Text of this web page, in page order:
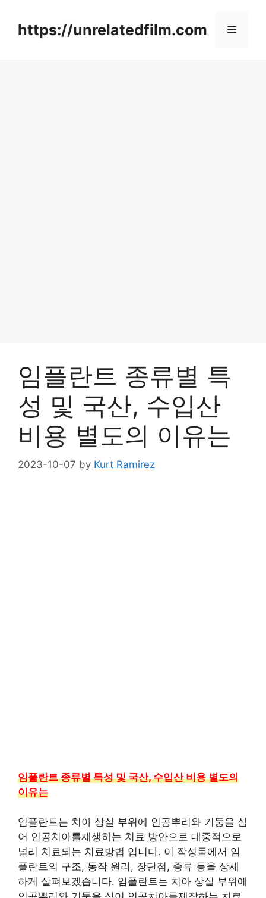
contenthttps://unrelatedfilm.com Menu
임플란트 종류별 특
성 및 국산, 수입산
비용 별도의 이유는
2023-10-07 by Kurt Ramirez
임플란트 종류별 특성 및 국산, 수입산 비용 별도의
이유는
임플란트는 치아 상실 부위에 인공뿌리와 기둥을 심
어 인공치아를재생하는 치료 방안으로 대중적으로
널리 치료되는 치료방법 입니다. 이 작성물에서 임
플란트의 구조, 동작 원리, 장단점, 종류 등을 상세
하게 살펴보겠습니다. 임플란트는 치아 상실 부위에